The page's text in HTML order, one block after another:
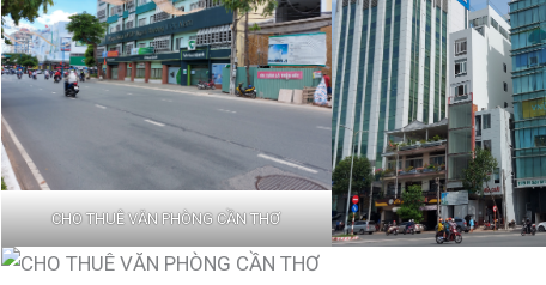
CHO THUÊ VĂN PHÒNG CẦN THƠ